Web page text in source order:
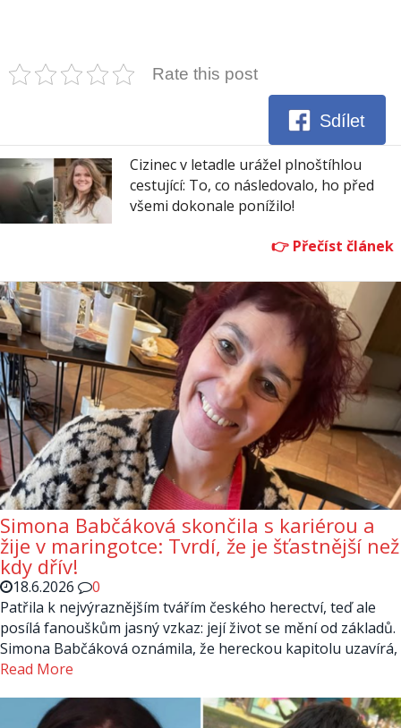
Rate this post
Sdílet
Cizinec v letadle urážel plnoštíhlou
cestující: To, co následovalo, ho před
všemi dokonale ponížilo!
Simona Babčáková skončila s kariérou a
žije v maringotce: Tvrdí, že je šťastnější než
kdy dřív!
18.6.2026
0
Patřila k nejvýraznějším tvářím českého herectví, teď ale
posílá fanouškům jasný vzkaz: její život se mění od základů.
Simona Babčáková oznámila, že hereckou kapitolu uzavírá,
Read More